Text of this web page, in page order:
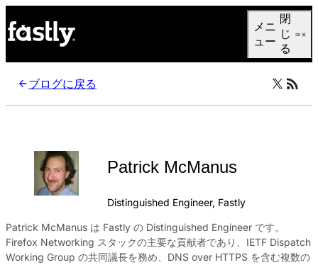
メニ
ュー
閉
じ
る
ブログに戻る
Patrick McManus
Distinguished Engineer, Fastly
Patrick McManus は Fastly の Distinguished Engineer です。
Firefox Networking スタックの主要な貢献者であり、IETF Dispatch
Working Group の共同議長を務め、DNS over HTTPS を含む複数の